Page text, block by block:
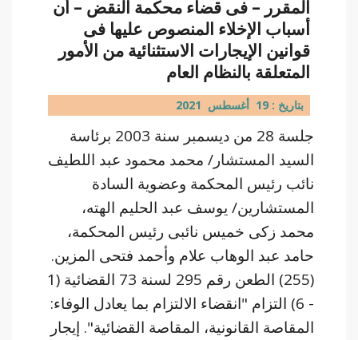
المقرر – فى قضاء محكمة النقض – أن
أسباب الإخلاء المنصوص عليها فى
قوانين الإيجارات الاستثنائية من الأمور
المتعلقة بالنظام العام
بتاريخ : 19 أغسطس 2021
جلسة 28 من ديسمبر سنة 2003 برئاسة
السيد المستشار/ محمد محمود عبد اللطيف
نائب رئيس المحكمة وعضوية السادة
المستشارين/ يوسف عبد الحليم الهته،
محمد زكى خميس نائبى رئيس المحكمة،
حامد عبد الوهاب علام وأحمد فتحى المزين.
(255) الطعن رقم 295 لسنة 73 القضائية (1
- 6) التزام "انقضاء الالتزام بما يعادل الوفاء:
المقاصة القانونية، المقاصة القضائية". إيجار